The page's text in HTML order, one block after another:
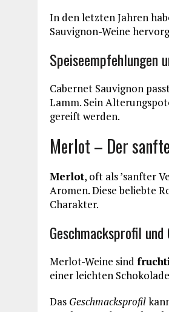
In den letzten Jahren
Sauvignon-Weine
Speiseempfehlungen
Cabernet Sauvignon
Lamm. Sein
gereift werden.
Merlot – Der
Merlot, oft als ’sanfter
Aromen. Diese beliebte
Charakter.
Geschmacksprofil
Merlot-Weine sind
einer leichten
Das Geschmacksprofil